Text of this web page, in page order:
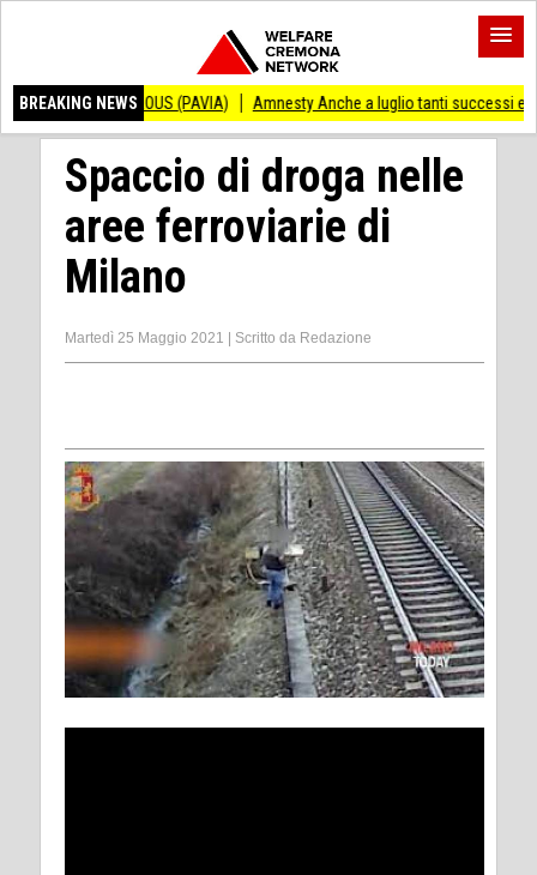
BREAKING NEWS
(PAVIA) Amnesty Anche a luglio tanti successi ed ingiustizie
Spaccio di droga nelle
aree ferroviarie di
Milano
Martedì 25 Maggio 2021 Scritto da Redazione